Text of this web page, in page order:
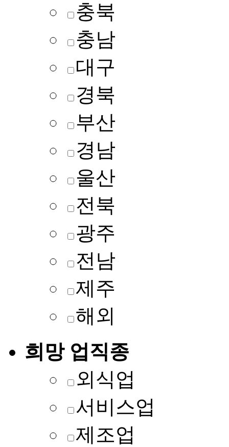
충북
충남
대구
경북
부산
경남
울산
전북
광주
전남
제주
해외
희망 업직종
외식업
서비스업
제조업